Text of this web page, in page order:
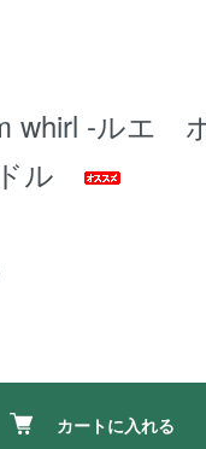
whirl -ルエ
ル
カートに入れる